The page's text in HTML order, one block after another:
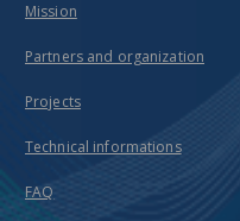
Mission
Partners and organization
Projects
Technical informations
FAQ